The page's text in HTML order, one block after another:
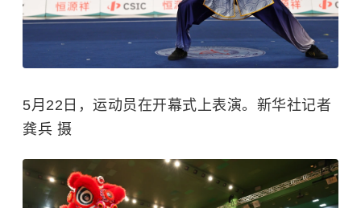
5月22日，运动员在开幕式上表演。新华社记者
龚兵 摄